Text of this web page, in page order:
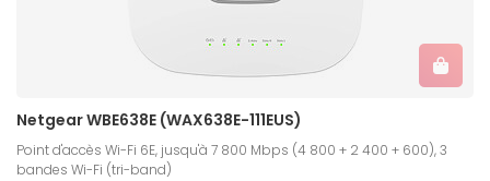
Netgear WBE638E (WAX638E-111EUS)
Point d'accès Wi-Fi 6E, jusqu'à 7 800 Mbps (4 800 + 2 400 + 600), 3
bandes Wi-Fi (tri-band)